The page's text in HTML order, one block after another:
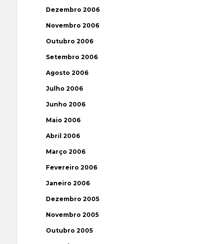
Dezembro 2006
Novembro 2006
Outubro 2006
Setembro 2006
Agosto 2006
Julho 2006
Junho 2006
Maio 2006
Abril 2006
Março 2006
Fevereiro 2006
Janeiro 2006
Dezembro 2005
Novembro 2005
Outubro 2005